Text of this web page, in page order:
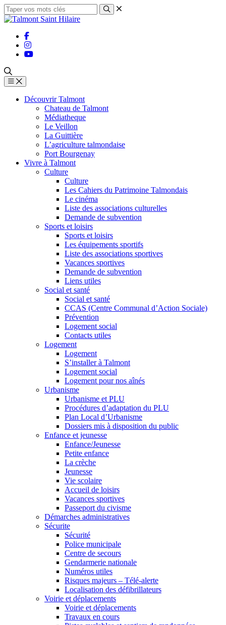
Découvrir Talmont
Chateau de Talmont
Médiatheque
Le Veillon
La Guittière
L’agriculture talmondaise
Port Bourgenay
Vivre à Talmont
Culture
Culture
Les Cahiers du Patrimoine Talmondais
Le cinéma
Liste des associations culturelles
Demande de subvention
Sports et loisirs
Sports et loisirs
Les équipements sportifs
Liste des associations sportives
Vacances sportives
Demande de subvention
Liens utiles
Social et santé
Social et santé
CCAS (Centre Communal d’Action Sociale)
Prévention
Logement social
Contacts utiles
Logement
Logement
S’installer à Talmont
Logement social
Logement pour nos aînés
Urbanisme
Urbanisme et PLU
Procédures d’adaptation du PLU
Plan Local d’Urbanisme
Dossiers mis à disposition du public
Enfance et jeunesse
Enfance/Jeunesse
Petite enfance
La crèche
Jeunesse
Vie scolaire
Accueil de loisirs
Vacances sportives
Passeport du civisme
Démarches administratives
Sécurite
Sécurité
Police municipale
Centre de secours
Gendarmerie nationale
Numéros utiles
Risques majeurs – Télé-alerte
Localisation des défibrillateurs
Voirie et déplacements
Voirie et déplacements
Travaux en cours